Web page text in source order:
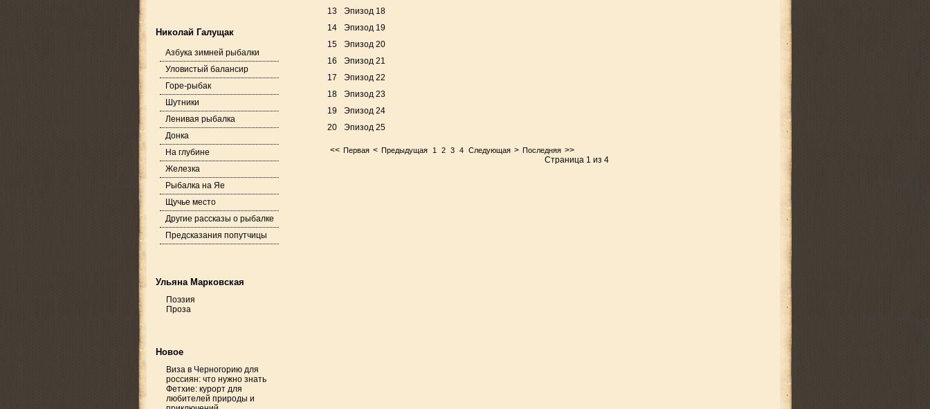
Николай Галущак
Азбука зимней рыбалки
Уловистый балансир
Горе-рыбак
Шутники
Ленивая рыбалка
Донка
На глубине
Железка
Рыбалка на Яе
Щучье место
Другие рассказы о рыбалке
Предсказания попутчицы
Ульяна Марковская
Поэзия
Проза
Новое
Виза в Черногорию для
россиян: что нужно знать
Фетхие: курорт для
любителей природы и
13
Эпизод 18
14
Эпизод 19
15
Эпизод 20
16
Эпизод 21
17
Эпизод 22
18
Эпизод 23
19
Эпизод 24
20
Эпизод 25
<< Первая < Предыдущая 1 2 3 4 Следующая > Последняя >>
Страница 1 из 4